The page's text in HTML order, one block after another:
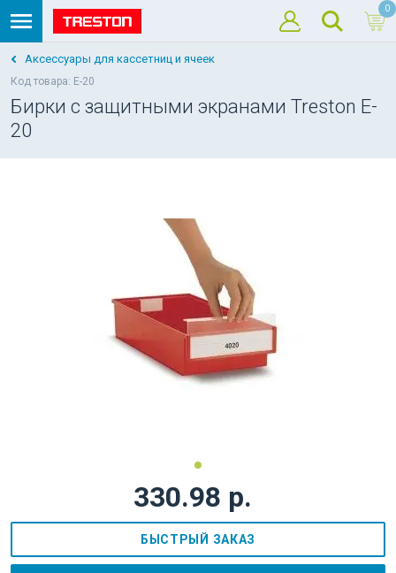
0
Аксессуары для кассетниц и ячеек
Код товара: E-20
Бирки с защитными экранами Treston E-
20
330.98 р.
БЫСТРЫЙ ЗАКАЗ